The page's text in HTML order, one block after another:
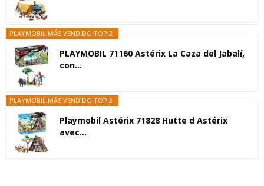
PLAYMOBIL MÁS VENDIDO TOP 2
PLAYMOBIL 71160 Astérix La Caza del Jabalí,
con...
PLAYMOBIL MÁS VENDIDO TOP 3
Playmobil Astérix 71828 Hutte d Astérix
avec...